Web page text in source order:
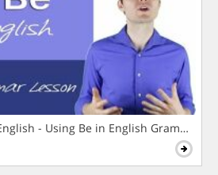
- Using Be in English Grammar